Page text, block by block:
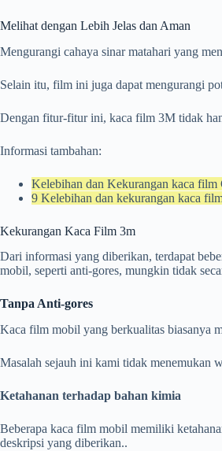
Melihat dengan Lebih Jelas dan Aman
Mengurangi cahaya sinar matahari yang
Selain itu, film ini juga dapat mengurangi
Dengan fitur-fitur ini, kaca film 3M tidak
Informasi tambahan:
Kelebihan dan Kekurangan kaca film
9 Kelebihan dan kekurangan kaca
Kekurangan Kaca Film 3m
Dari informasi yang diberikan, terdapat
mobil, seperti anti-gores, mungkin tidak
Tanpa Anti-gores
Kaca film mobil yang berkualitas biasanya
Masalah sejauh ini kami tidak menemukan
Ketahanan terhadap bahan kimia
Beberapa kaca film mobil memiliki
deskripsi yang diberikan..